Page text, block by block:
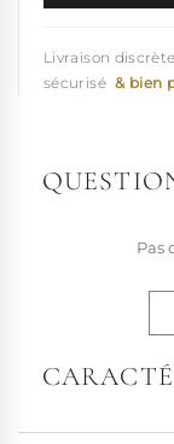
Livraison
sécurisé & bien
Pas